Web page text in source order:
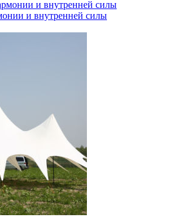
и внутренней силы